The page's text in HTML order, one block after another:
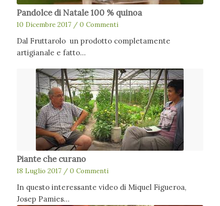
Pandolce di Natale 100 % quinoa
10 Dicembre 2017 / 0 Commenti
Dal Fruttarolo un prodotto completamente
artigianale e fatto…
Piante che curano
18 Luglio 2017 / 0 Commenti
In questo interessante video di Miquel Figueroa,
Josep Pamies…